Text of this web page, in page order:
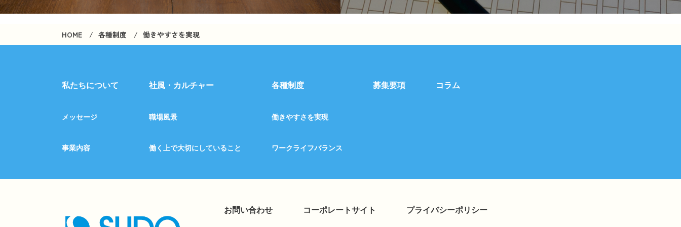
HOME 各種制度 働きやすさを実現
私たちについて
メッセージ
事業内容
社風・カルチャー
職場風景
働く上で大切にしていること
各種制度
働きやすさを実現
ワークライフバランス
募集要項 コラム
お問い合わせ コーポレートサイト プライバシーポリシー